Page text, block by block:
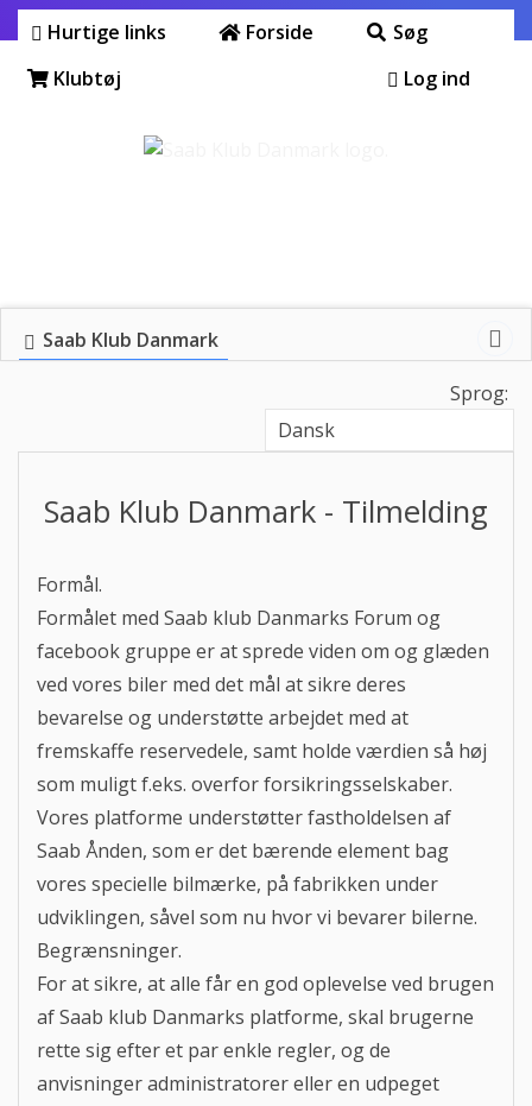
Hurtige links Forside
Søg
Klubtøj
Log ind
Saab Klub Danmark
Sprog:
Saab Klub Danmark - Tilmelding
Formål.
Formålet med Saab klub Danmarks Forum og
facebook gruppe er at sprede viden om og glæden
ved vores biler med det mål at sikre deres
bevarelse og understøtte arbejdet med at
fremskaffe reservedele, samt holde værdien så høj
som muligt f.eks. overfor forsikringsselskaber.
Vores platforme understøtter fastholdelsen af
Saab Ånden, som er det bærende element bag
vores specielle bilmærke, på fabrikken under
udviklingen, såvel som nu hvor vi bevarer bilerne.
Begrænsninger.
For at sikre, at alle får en god oplevelse ved brugen
af Saab klub Danmarks platforme, skal brugerne
rette sig efter et par enkle regler, og de
anvisninger administratorer eller en udpeget